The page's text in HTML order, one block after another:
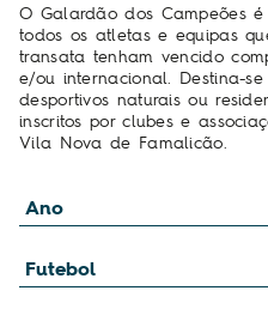
O Galardão dos Campeões
todos os atletas e equipas
transata tenham vencido
e/ou internacional. Destina-
desportivos naturais ou
inscritos por clubes e
Vila Nova de Famalicão.